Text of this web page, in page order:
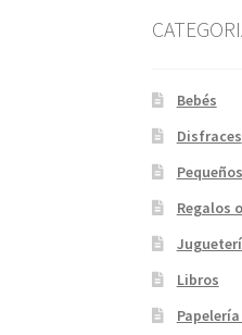
Bebés
Disfraces
Regalos
Libros